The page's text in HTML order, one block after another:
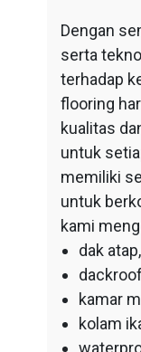
Dengan
serta
terhadap
flooring
kualitas
untuk
memiliki
untuk
kami
dak
kamar
kolam